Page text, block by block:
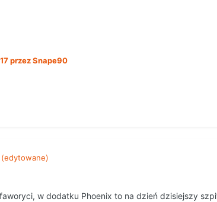
przez Snape90
(edytowane)
w dodatku Phoenix to na dzień dzisiejszy